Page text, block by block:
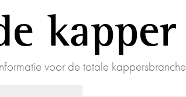
kapper
voor de totale kappersbranche